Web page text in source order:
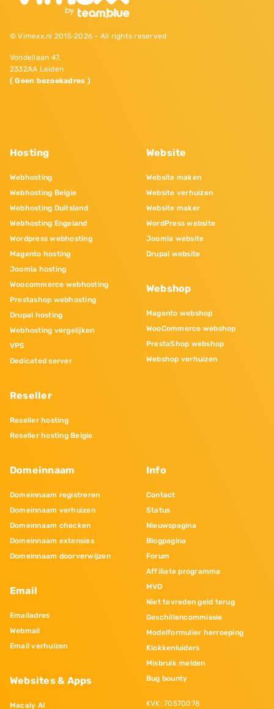
© Vimexx.nl 2015‐2026 - All rights reserved
Vondellaan 47,
2332AA Leiden
( Geen bezoekadres )
Hosting
Webhosting
Webhosting Belgie
Webhosting Duitsland
Webhosting Engeland
Wordpress webhosting
Magento hosting
Joomla hosting
Woocommerce webhosting
Prestashop webhosting
Drupal hosting
Webhosting vergelijken
VPS
Dedicated server
Reseller
Reseller hosting
Reseller hosting Belgie
Website
Website maken
Website verhuizen
Website maker
WordPress website
Joomla website
Drupal website
Webshop
Magento webshop
WooCommerce webshop
PrestaShop webshop
Webshop verhuizen
Domeinnaam
Domeinnaam registreren
Domeinnaam verhuizen
Domeinnaam checken
Domeinnaam extensies
Domeinnaam doorverwijzen
Email
Emailadres
Webmail
Email verhuizen
Websites & Apps
Macaly AI
Info
Contact
Status
Nieuwspagina
Blogpagina
Forum
Affiliate programma
MVO
Niet tevreden geld terug
Geschillencommissie
Modelformulier herroeping
Klokkenluiders
Misbruik melden
Bug bounty
KVK: 70570078